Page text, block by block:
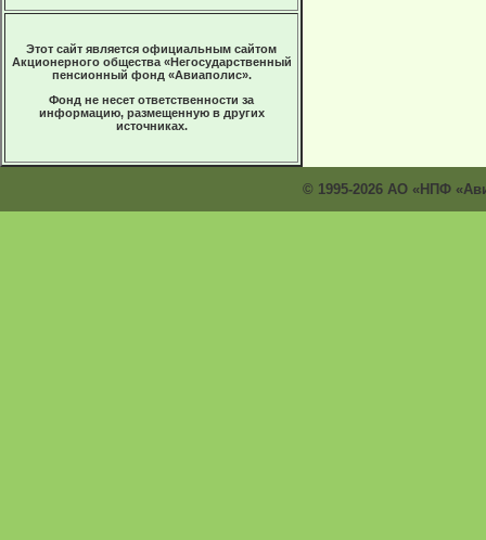
Этот сайт является официальным сайтом
Акционерного общества «Негосударственный
пенсионный фонд «Авиаполис».
Фонд не несет ответственности за
информацию, размещенную в других
источниках.
© 1995-2026 АО «НПФ